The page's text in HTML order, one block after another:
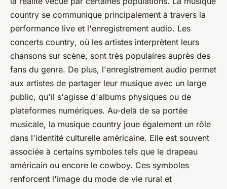
country se communique principalement à travers la
performance live et l'enregistrement audio. Les
concerts country, où les artistes interprètent leurs
chansons sur scène, sont très populaires auprès des
fans du genre. De plus, l'enregistrement audio permet
aux artistes de partager leur musique avec un large
public, qu'il s'agisse d'albums physiques ou de
plateformes numériques. Au-delà de sa portée
musicale, la musique country joue également un rôle
dans l'identité culturelle américaine. Elle est souvent
associée à certains symboles tels que le drapeau
américain ou encore le cowboy. Ces symboles
renforcent l'image du mode de vie rural et